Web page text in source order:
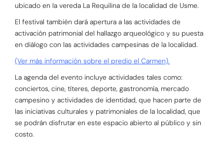
ubicado en la vereda La Requilina de la localidad de Usme.
El festival también dará apertura a las actividades de
activación patrimonial del hallazgo arqueológico y su puesta
en diálogo con las actividades campesinas de la localidad.
(Ver más información sobre el predio el Carmen).
La agenda del evento incluye actividades tales como:
conciertos, cine, títeres, deporte, gastronomía, mercado
campesino y actividades de identidad, que hacen parte de
las iniciativas culturales y patrimoniales de la localidad, que
se podrán disfrutar en este espacio abierto al público y sin
costo.